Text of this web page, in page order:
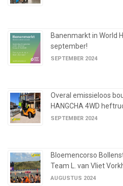
Banenmarkt in World
september!
SEPTEMBER 2024
Overal emissieloos
HANGCHA 4WD
SEPTEMBER 2024
Bloemencorso
Team L. van Vliet
AUGUSTUS 2024